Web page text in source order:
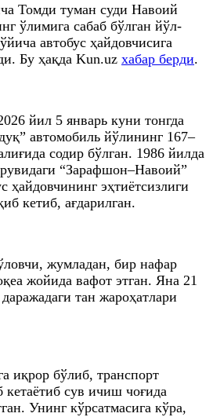
Томди туман суди Навоий
ўлимига сабаб бўлган йўл-
автобус ҳайдовчисига
Бу ҳақда Kun.uz хабар берди.
йил 5 январь куни тонгда
автомобиль йўлининг 167–
содир бўлган. 1986 йилда
“Зарафшон–Навоий”
ҳайдовчининг эҳтиётсизлиги
кетиб, ағдарилган.
жумладан, бир нафар
жойида вафот этган. Яна 21
тан жароҳатлари
иқрор бўлиб, транспорт
сув ичиш чоғида
Унинг кўрсатмасига кўра,